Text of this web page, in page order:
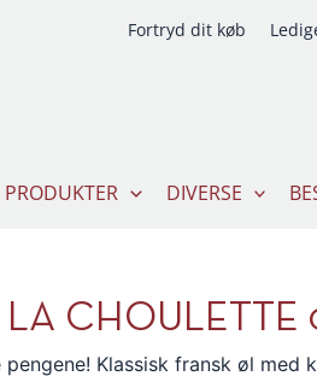
Fortryd dit køb
DIVERSE
LA CHOULETTE
Klassisk fransk øl